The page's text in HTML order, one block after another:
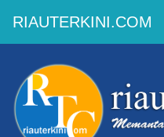
RIAUTERKINI.COM